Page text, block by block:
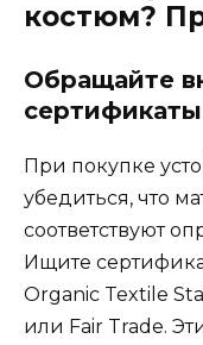
костюм?
Обращайте
сертификаты
При покупке
убедиться, что
соответствуют
Ищите
Organic Textile
или Fair Trade.